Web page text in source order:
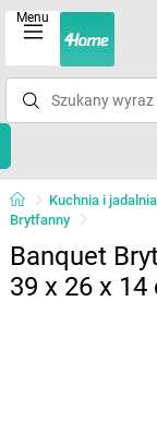
Menu
Kuchnia i jadalnia
Brytfanny
Banquet
39 x 26 x 14